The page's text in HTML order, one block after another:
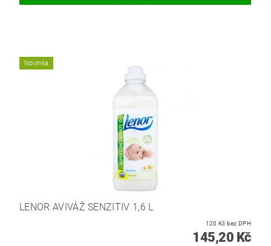
Novinka
LENOR AVIVÁŽ SENZITIV 1,6 L
120 Kč bez DPH
145,20 Kč